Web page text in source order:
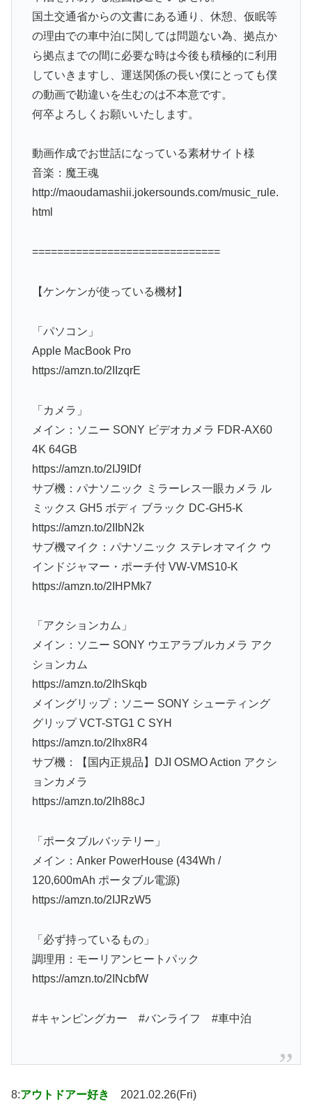
国土交通省からの文書にある通り、休憩、仮眠等
の理由での車中泊に関しては問題ない為、拠点か
ら拠点までの間に必要な時は今後も積極的に利用
していきますし、運送関係の長い僕にとっても僕
の動画で勘違いを生むのは不本意です。
何卒よろしくお願いいたします。
動画作成でお世話になっている素材サイト様
音楽：魔王魂
http://maoudamashii.jokersounds.com/music_rule.
html
==============================
【ケンケンが使っている機材】
「パソコン」
Apple MacBook Pro
https://amzn.to/2IIzqrE
「カメラ」
メイン：ソニー SONY ビデオカメラ FDR-AX60
4K 64GB
https://amzn.to/2IJ9IDf
サブ機：パナソニック ミラーレス一眼カメラ ル
ミックス GH5 ボディ ブラック DC-GH5-K
https://amzn.to/2IIbN2k
サブ機マイク：パナソニック ステレオマイク ウ
インドジャマー・ポーチ付 VW-VMS10-K
https://amzn.to/2IHPMk7
「アクションカム」
メイン：ソニー SONY ウエアラブルカメラ アク
ションカム
https://amzn.to/2IhSkqb
メイングリップ：ソニー SONY シューティング
グリップ VCT-STG1 C SYH
https://amzn.to/2Ihx8R4
サブ機：【国内正規品】DJI OSMO Action アクシ
ョンカメラ
https://amzn.to/2Ih88cJ
「ポータブルバッテリー」
メイン：Anker PowerHouse (434Wh /
120,600mAh ポータブル電源)
https://amzn.to/2IJRzW5
「必ず持っているもの」
調理用：モーリアンヒートパック
https://amzn.to/2INcbfW
#キャンピングカー #バンライフ #車中泊
8:アウトドアー好き 2021.02.26(Fri)